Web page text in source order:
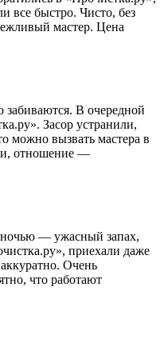
все быстро. Чисто, без
мастер. Цена
В очередной
Засор устранили,
можно вызвать мастера в
отношение —
ночью — ужасный запах,
приехали даже
Очень
что работают